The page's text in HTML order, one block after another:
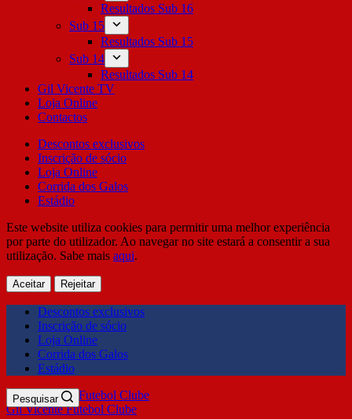
Resultados Sub 16
Sub 15
Resultados Sub 15
Sub 14
Resultados Sub 14
Gil Vicente TV
Loja Online
Contactos
Descontos exclusivos
Inscrição de sócio
Loja Online
Corrida dos Galos
Estádio
Este website utiliza cookies para permitir uma melhor experiência
por parte do utilizador. Ao navegar no site estará a consentir a sua
utilização. Sabe mais aqui.
Aceitar Rejeitar
Descontos exclusivos
Inscrição de sócio
Loja Online
Corrida dos Galos
Estádio
Gil Vicente Futebol Clube
Pesquisar